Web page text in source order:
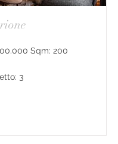
Sqm: 200
3